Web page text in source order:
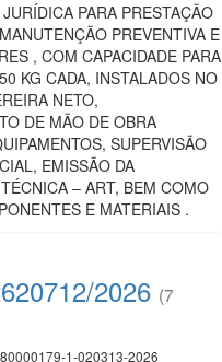
PARA PRESTAÇÃO
PREVENTIVA E
, COM CAPACIDADE PARA
KG CADA, INSTALADOS NO
NETO,
DE MÃO DE OBRA
SUPERVISÃO
EMISSÃO DA
– ART, BEM COMO
E MATERIAIS .
2026 (7
1-020313-2026